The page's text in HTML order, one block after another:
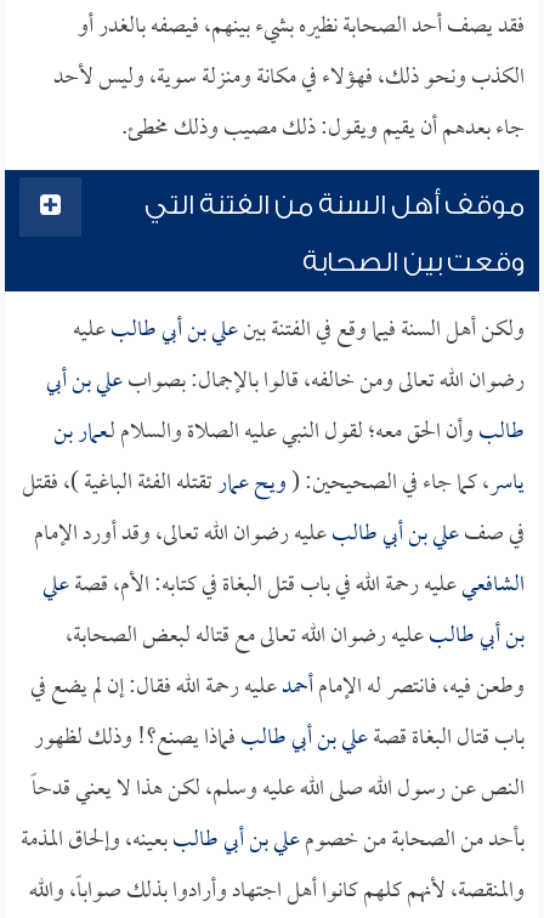
فقد يصف أحد الصحابة نظيره بشيء بينهم، فيصفه بالغدر أو
الكذب ونحو ذلك، فهؤلاء في مكانة ومنزلة سوية، وليس لأحد
جاء بعدهم أن يقيم ويقول: ذلك مصيب وذلك مخطئ.
موقف أهل السنة من الفتنة التي
وقعت بين الصحابة
ولكن أهل السنة فيما وقع في الفتنة بينعلي بن أبي طالبعليه
رضوان الله تعالى ومن خالفه، قالوا بالإجمال: بصوابعلي بن أبي
طالبوأن الحق معه؛ لقول النبي عليه الصلاة والسلام لـعمار بن
ياسر، كما جاء في الصحيحين: (ويحعمارتقتله الفئة الباغية )، فقتل
في صفعلي بن أبي طالبعليه رضوان الله تعالى، وقد أورد الإمام
الشافعيعليه رحمة الله في باب قتل البغاة في كتابه: الأم، قصةعلي
بن أبي طالبعليه رضوان الله تعالى مع قتاله لبعض الصحابة،
وطعن فيه، فانتصر له الإمامأحمدعليه رحمة الله فقال: إن لم يضع في
باب قتال البغاة قصةعلي بن أبي طالبفماذا يصنع؟! وذلك لظهور
النص عن رسول الله صلى الله عليه وسلم، لكن هذا لا يعني قدحاً
بأحد من الصحابة من خصومعلي بن أبي طالببعينه، وإلحاق المذمة
والمنقصة، لأنهم كلهم كانوا أهل اجتهاد وأرادوا بذلك صواباً، والله